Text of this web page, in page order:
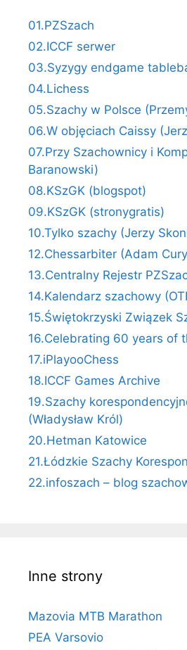
01.PZSzach
02.ICCF serwer
03.Syzygy endgame
04.Lichess
05.Szachy w Polsce
06.W objęciach Caissy
07.Przy Szachownicy i
Baranowski)
08.KSzGK (blogspot)
09.KSzGK (stronygratis)
10.Tylko szachy (Jerzy
12.Chessarbiter (Adam
13.Centralny Rejestr
14.Kalendarz szachowy
15.Świętokrzyski Związek
16.Celebrating 60 years of
17.iPlayooChess
18.ICCF Games Archive
19.Szachy
(Władysław Król)
20.Hetman Katowice
21.Łódzkie Szachy
22.infoszach – blog
Inne strony
Mazovia MTB Marathon
PEA Varsovio